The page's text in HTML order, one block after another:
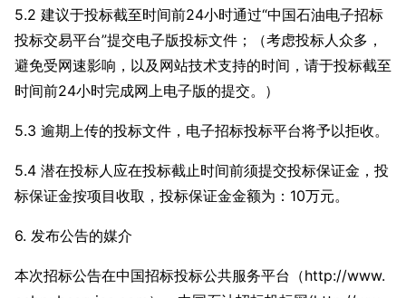
5.2 建议于投标截至时间前24小时通过“中国石油电子招标
投标交易平台”提交电子版投标文件；（考虑投标人众多，
避免受网速影响，以及网站技术支持的时间，请于投标截至
时间前24小时完成网上电子版的提交。）
5.3 逾期上传的投标文件，电子招标投标平台将予以拒收。
5.4 潜在投标人应在投标截止时间前须提交投标保证金，投
标保证金按项目收取，投标保证金金额为：10万元。
6. 发布公告的媒介
本次招标公告在中国招标投标公共服务平台（http://www.